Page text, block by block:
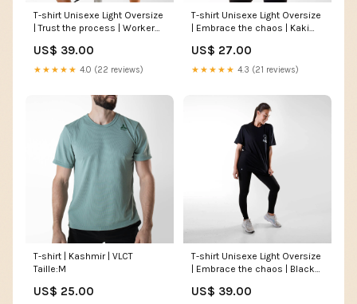
T-shirt Unisexe Light Oversize
| Trust the process | Worker
US$ 39.00
★★★★★ 4.0 (22 reviews)
T-shirt Unisexe Light Oversize
| Embrace the chaos | Kaki
US$ 27.00
★★★★★ 4.3 (21 reviews)
T-shirt | Kashmir | VLCT
Taille:M
US$ 25.00
T-shirt Unisexe Light Oversize
| Embrace the chaos | Black
US$ 39.00